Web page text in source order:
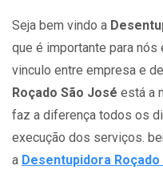
Seja bem vindo a
que é importante para
vinculo entre empresa e
Roçado São José está a
faz a diferença todos os
execução dos serviços.
a Desentupidora